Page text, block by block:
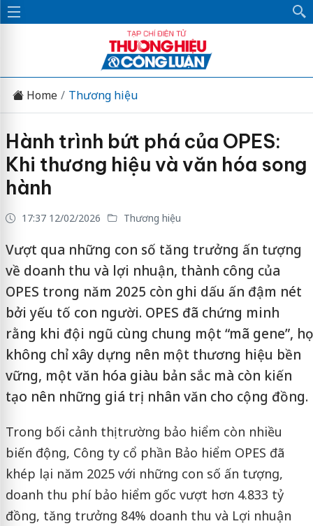
Home Thương hiệu
Hành trình bứt phá của OPES:
Khi thương hiệu và văn hóa song
hành
17:37 12/02/2026 Thương hiệu
Vượt qua những con số tăng trưởng ấn tượng
về doanh thu và lợi nhuận, thành công của
OPES trong năm 2025 còn ghi dấu ấn đậm nét
bởi yếu tố con người. OPES đã chứng minh
rằng khi đội ngũ cùng chung một “mã gene”, họ
không chỉ xây dựng nên một thương hiệu bền
vững, một văn hóa giàu bản sắc mà còn kiến
tạo nên những giá trị nhân văn cho cộng đồng.
Trong bối cảnh thị trường bảo hiểm còn nhiều
biến động, Công ty cổ phần Bảo hiểm OPES đã
khép lại năm 2025 với những con số ấn tượng,
doanh thu phí bảo hiểm gốc vượt hơn 4.833 tỷ
đồng, tăng trưởng 84% doanh thu và Lợi nhuận